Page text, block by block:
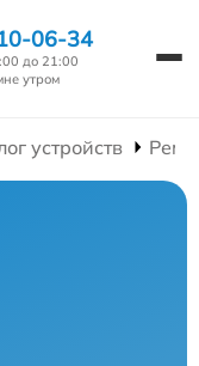
06-34
до 21:00
утром
устройств